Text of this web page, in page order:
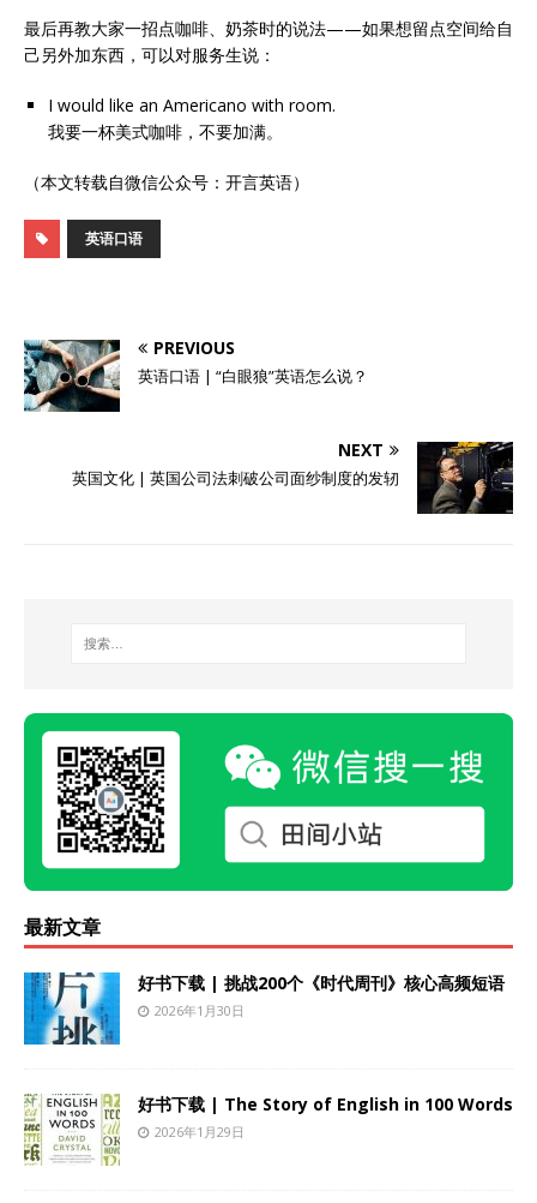
最后再教大家一招点咖啡、奶茶时的说法——如果想留点空间给自
己另外加东西，可以对服务生说：
I would like an Americano with room.
我要一杯美式咖啡，不要加满。
（本文转载自微信公众号：开言英语）
英语口语
PREVIOUS
英语口语 | “白眼狼”英语怎么说？
NEXT
英国文化 | 英国公司法刺破公司面纱制度的发轫
最新文章
好书下载 | 挑战200个《时代周刊》核心高频短语
2026年1月30日
好书下载 | The Story of English in 100 Words
2026年1月29日